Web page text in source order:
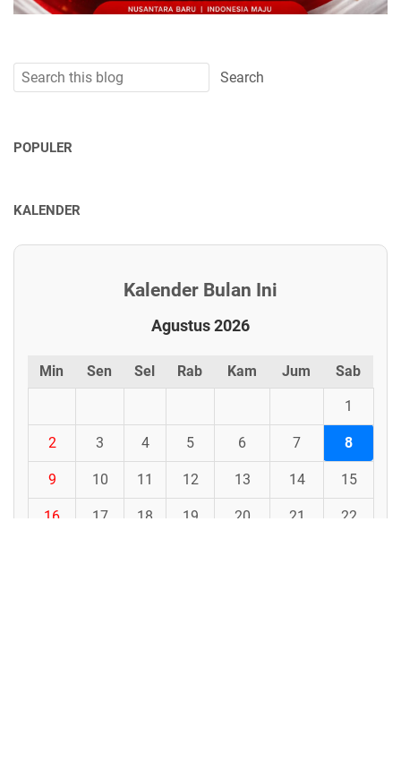
POPULER
KALENDER
Kalender Bulan Ini
Agustus 2026
Min Sen Sel Rab Kam Jum Sab
1
2 3 4 5 6 7 8
9 10 11 12 13 14 15
16 17 18 19 20 21 22